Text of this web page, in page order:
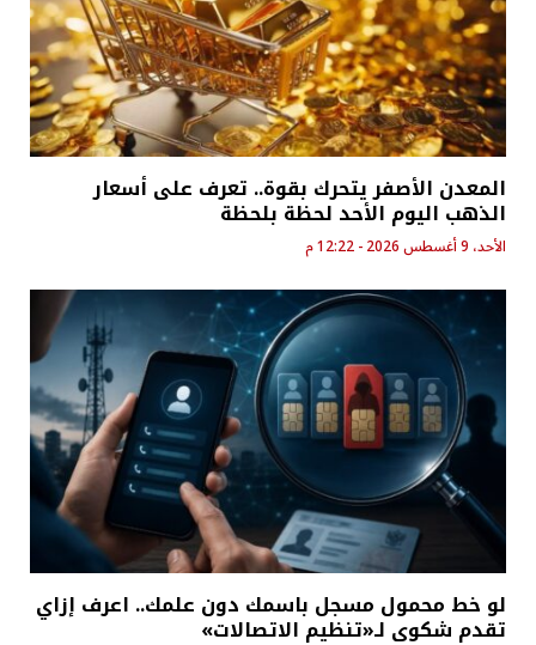
المعدن الأصفر يتحرك بقوة.. تعرف على أسعار
الذهب اليوم الأحد لحظة بلحظة
الأحد، 9 أغسطس 2026 - 12:22 م
لو خط محمول مسجل باسمك دون علمك.. اعرف إزاي
تقدم شكوى لـ«تنظيم الاتصالات»